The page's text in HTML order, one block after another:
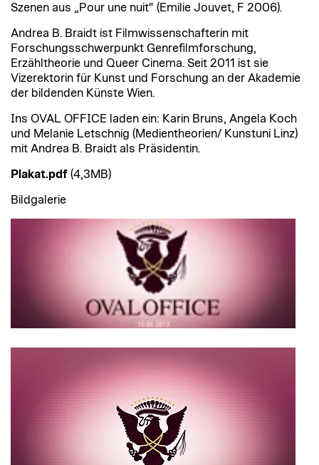
Szenen aus „Pour une nuit“ (Emilie Jouvet, F 2006).
Andrea B. Braidt ist Filmwissenschafterin mit
Forschungsschwerpunkt Genrefilmforschung,
Erzähltheorie und Queer Cinema. Seit 2011 ist sie
Vizerektorin für Kunst und Forschung an der Akademie
der bildenden Künste Wien.
Ins OVAL OFFICE laden ein: Karin Bruns, Angela Koch
und Melanie Letschnig (Medientheorien/ Kunstuni Linz)
mit Andrea B. Braidt als Präsidentin.
Plakat.pdf (4,3MB)
Bildgalerie